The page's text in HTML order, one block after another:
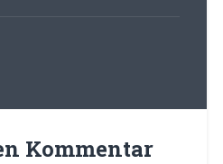
Kommentar